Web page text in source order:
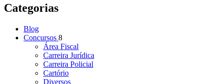
Categorias
Blog
Concursos 8
Área Fiscal
Carreira Jurídica
Carreira Policial
Cartório
Diversos